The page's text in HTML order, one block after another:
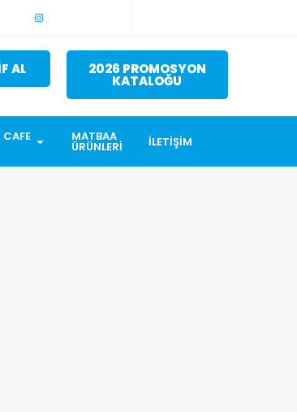
AL 2026 PROMOSYON
KATALOĞU
MATBAA
ÜRÜNLERI İLETIŞIM